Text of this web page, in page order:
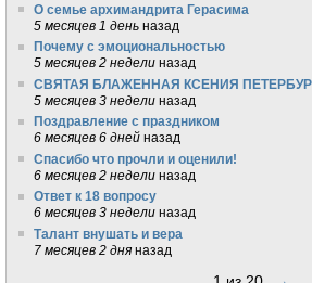
О семье архимандрита Герасима
5 месяцев 1 день назад
Почему с эмоциональностью
5 месяцев 2 недели назад
СВЯТАЯ БЛАЖЕННАЯ КСЕНИЯ
5 месяцев 3 недели назад
Поздравление с праздником
6 месяцев 6 дней назад
Спасибо что прочли и оценили!
6 месяцев 2 недели назад
Ответ к 18 вопросу
6 месяцев 3 недели назад
Талант внушать и вера
7 месяцев 2 дня назад